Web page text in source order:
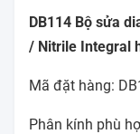
DB114 Bộ sửa
/ Nitrile Integral
Mã đặt hàng:
Phân kính phù